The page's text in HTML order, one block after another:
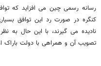
رسانه رسمی چین می افزاید که
کنگره در صورت رد این توافق
نادیده می گیرند، با این حال به
تصویب آن و همراهی با دولت باراک